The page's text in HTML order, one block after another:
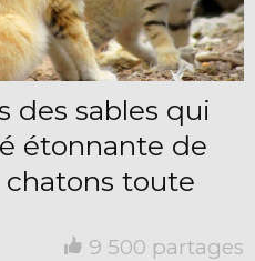
des sables qui
étonnante de
chatons toute
9 500 partages